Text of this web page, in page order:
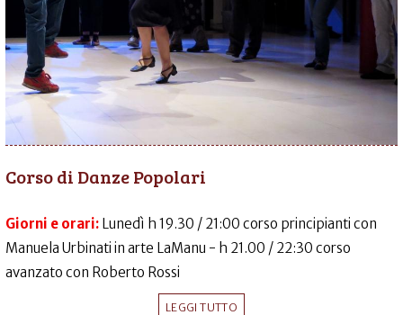
Corso di Danze Popolari
Giorni e orari: Lunedì h 19.30 / 21:00 corso principianti con
Manuela Urbinati in arte LaManu - h 21.00 / 22:30 corso
avanzato con Roberto Rossi
LEGGI TUTTO